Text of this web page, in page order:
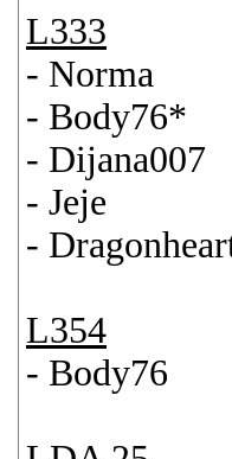
L333
- Norma
- Body76*
- Dijana007
- Jeje
-
L354
- Body76